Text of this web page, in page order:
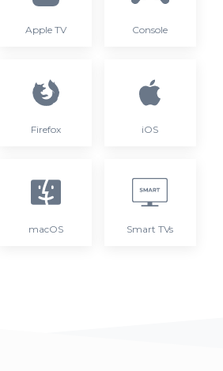
Apple TV Console
Firefox iOS
macOS Smart TVs